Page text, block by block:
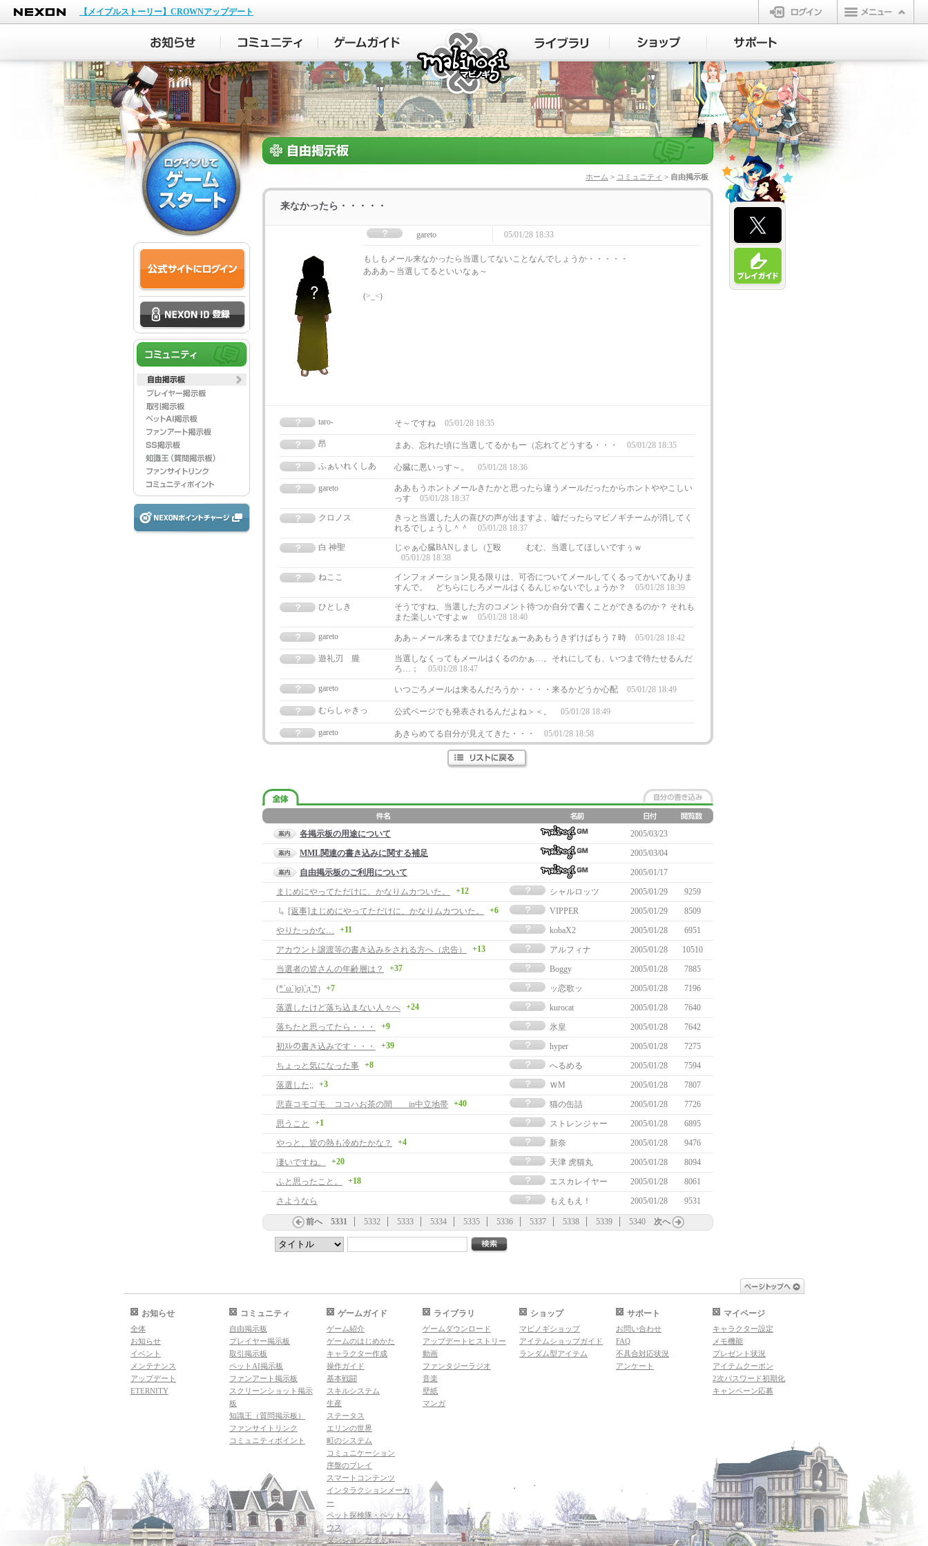
NEXON
【メイプルストーリー】CROWNアップデート
ログイン
マビノギ
ホーム > コミュニティ > 自由掲示板
来なかったら・・・・・
gareto 05/01/28 18:33
もしもメール来なかったら当選してないことなんでしょうか・・・・・
あああ～当選してるといいなぁ～
(>_<)
taro- そ～ですね 05/01/28 18:35
昂 まあ、忘れた頃に当選してるかもー（忘れてどうする・・・ 05/01/28 18:35
ふぁいれくしあ 心臓に悪いっす～。 05/01/28 18:36
gareto
ああもうホントメールきたかと思ったら違うメールだったからホントややこしい
っす
05/01/28 18:37
クロノス
きっと当選した人の喜びの声が出ますよ、嘘だったらマビノギチームが消してく
れるでしょうし＾＾
05/01/28 18:37
白 神聖
じゃぁ心臓BANしまし（∑殴 むむ、当選してほしいですぅｗ
05/01/28 18:38
ねここ
インフォメーション見る限りは、可否についてメールしてくるってかいてありま
すんで。 どちらにしろメールはくるんじゃないでしょうか？
05/01/28 18:39
ひとしき
そうですね、当選した方のコメント待つか自分で書くことができるのか？ それも
また楽しいですよｗ
05/01/28 18:40
gareto
ああ～メール来るまでひまだなぁーああもうきずけばもう７時 05/01/28 18:42
遊礼刃 朧
当選しなくってもメールはくるのかぁ…。それにしても、いつまで待たせるんだ
ろ…；
05/01/28 18:47
gareto
いつごろメールは来るんだろうか・・・・来るかどうか心配 05/01/28 18:49
むらしゃきっ 公式ページでも発表されるんだよね＞＜。 05/01/28 18:49
gareto あきらめてる自分が見えてきた・・・ 05/01/28 18:58
各掲示板の用途について
2005/03/23
MML関連の書き込みに関する補足
2005/03/04
自由掲示板のご利用について
2005/01/17
まじめにやってただけに、かなりムカついた。
+12 シャルロッツ 2005/01/29
9259
[返事]まじめにやってただけに、かなりムカついた。
+6 VIPPER 2005/01/29
8509
やりたっかな…
+11 kobaX2 2005/01/28
6951
アカウント譲渡等の書き込みをされる方へ（忠告）
+13 アルフィナ 2005/01/28
10510
当選者の皆さんの年齢層は？
+37 Boggy 2005/01/28
7885
(*´ω`)σ)´д`*) +7 ッ恋歌ッ 2005/01/28
7196
落選したけど落ち込まない人々へ +24 kurocat 2005/01/28
7640
落ちたと思ってたら・・・
+9 氷皇 2005/01/28
7642
初ｽﾚの書き込みです・・・
+39 hyper 2005/01/28
7275
ちょっと気になった事 +8 へるめる 2005/01/28
7594
落選した;; +3 ＷM 2005/01/28
7807
悲喜コモゴモ ココハお茶の間 in中立地帯 +40 猫の缶詰 2005/01/28
7726
思うこと
+1 ストレンジャー 2005/01/28
6895
やっと、皆の熱も冷めたかな？
+4 新奈 2005/01/28
9476
凄いですね。
+20 天津 虎猫丸 2005/01/28
8094
ふと思ったこと。
+18 エスカレイヤー 2005/01/28
8061
さようなら
もえもえ！ 2005/01/28 9531
前へ 5331 5332 5333 5334 5335 5336 5337 5338 5339 5340 次へ
お知らせ
全体
お知らせ
イベント
メンテナンス
アップデート
ETERNITY
コミュニティ
自由掲示板
プレイヤー掲示板
取引掲示板
ペットAI掲示板
ファンアート掲示板
スクリーンショット掲示
板
知識王（質問掲示板）
ファンサイトリンク
コミュニティポイント
ゲームガイド
ゲーム紹介
ゲームのはじめかた
キャラクター作成
操作ガイド
基本戦闘
スキルシステム
生産
ステータス
エリンの世界
町のシステム
コミュニケーション
序盤のプレイ
スマートコンテンツ
インタラクションメーカ
ー
ペット探検隊・ペットハ
ウス
ダンジョンガイド
ライブラリ
ゲームダウンロード
アップデートヒストリー
動画
ファンタジーラジオ
音楽
壁紙
マンガ
ショップ
マビノギショップ
アイテムショップガイド
ランダム型アイテム
サポート
お問い合わせ
FAQ
不具合対応状況
アンケート
マイページ
キャラクター設定
メモ機能
プレゼント状況
アイテムクーポン
2次パスワード初期化
キャンペーン応募